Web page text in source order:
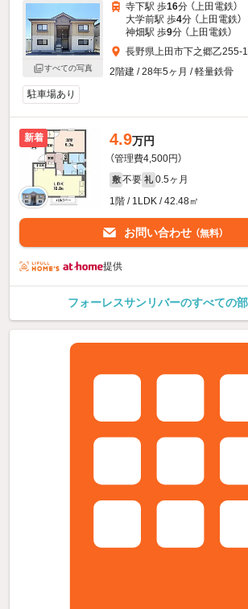
すべての写真
寺下駅 歩16分 （上田電鉄）
大学前駅 歩4分 （上田電鉄）
神畑駅 歩9分 （上田電鉄）
長野県上田市下之郷乙255-1
2階建 / 28年5ヶ月 / 軽量鉄骨
駐車場あり
新着 4.9万円
（管理費4,500円）
敷 不要 礼 0.5ヶ月
1階 / 1LDK / 42.48㎡
お問い合わせ （無料）
提供
フォーレスサンリバーのすべての